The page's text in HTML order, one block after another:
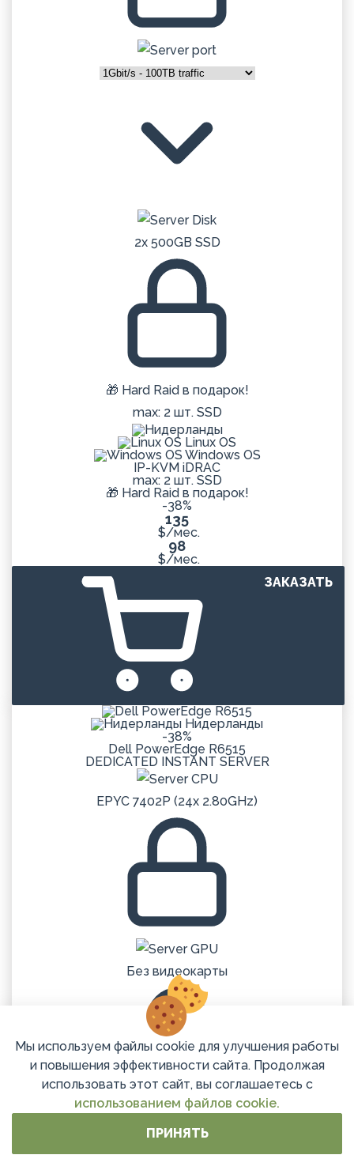
Мы используем файлы cookie для улучшения работы
и повышения эффективности сайта. Продолжая
использовать этот сайт, вы соглашаетесь с
использованием файлов cookie.
ПРИНЯТЬ
2x 500GB SSD
🎁 Hard Raid в подарок!
max: 2 шт. SSD
Linux OS
Windows OS
IP-KVM iDRAC
max: 2 шт. SSD
🎁 Hard Raid в подарок!
-38%
135
$/мес.
98
$/мес.
ЗАКАЗАТЬ
Нидерланды
-38%
Dell PowerEdge R6515
DEDICATED INSTANT SERVER
EPYC 7402P (24x 2.80GHz)
Без видеокарты